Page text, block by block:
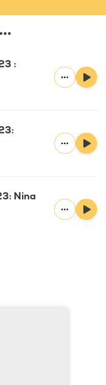
:
Nina